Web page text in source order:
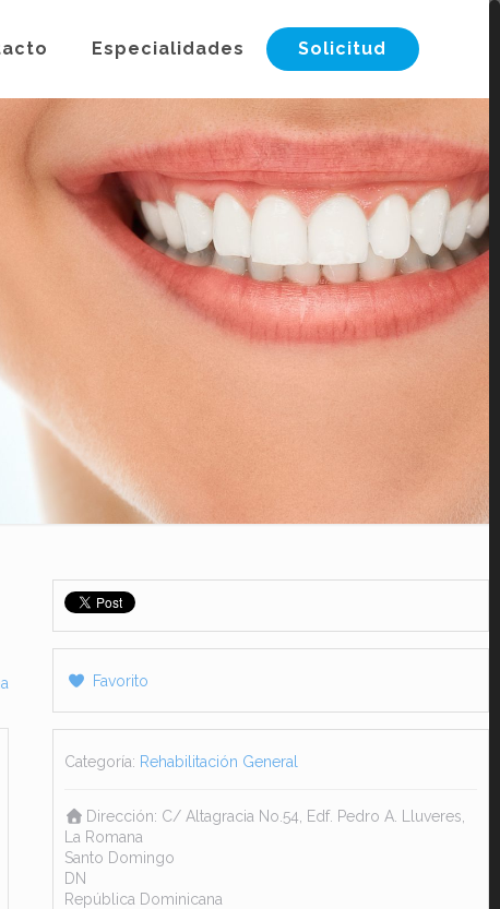
Especialidades Solicitud
Favorito
Categoría: Rehabilitación General
Dirección: C/ Altagracia No.54, Edf. Pedro A. Lluveres,
La Romana
Santo Domingo
DN
República Dominicana